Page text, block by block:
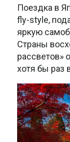
Поездка в
fly-style,
яркую
Страны
рассветов»
хотя бы раз